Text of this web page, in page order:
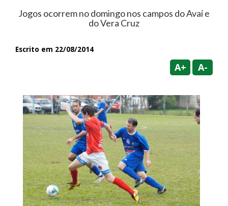
Jogos ocorrem no domingo nos campos do Avaí e
do Vera Cruz
Escrito em 22/08/2014
A+ A-